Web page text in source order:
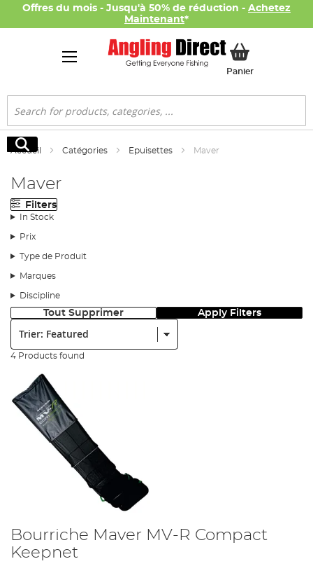
Offres du mois - Jusqu'à 50% de réduction - Achetez
Maintenant*
PanierMon panier
Rechercher
Rechercher
Accueil Catégories Epuisettes Maver
Maver
Filters
In Stock
Prix
Type de Produit
Marques
Discipline
Tout Supprimer Apply Filters
4 Products found
Bourriche Maver MV-R Compact
Keepnet